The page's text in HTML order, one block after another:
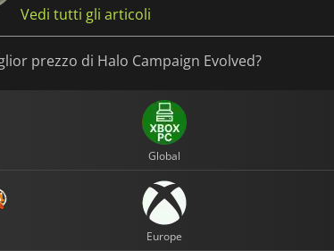
Vedi tutti gli articoli
prezzo di Halo Campaign Evolved?
Global
Europe